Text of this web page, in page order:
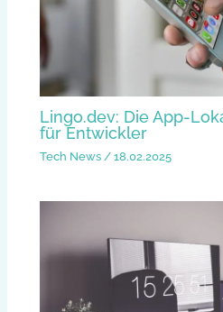
Lingo.dev: Die App-
für Entwickler
Tech News /18.02.2025